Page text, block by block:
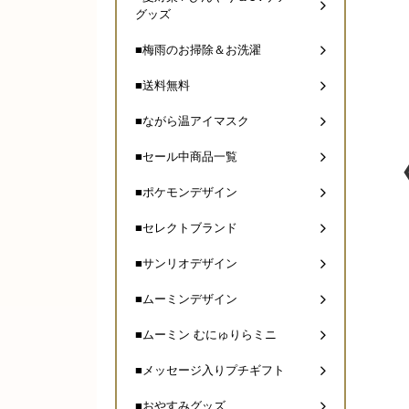
グッズ
■梅雨のお掃除＆お洗濯
■送料無料
■ながら温アイマスク
■セール中商品一覧
■ポケモンデザイン
■セレクトブランド
■サンリオデザイン
■ムーミンデザイン
■ムーミン むにゅりらミニ
■メッセージ入りプチギフト
■おやすみグッズ